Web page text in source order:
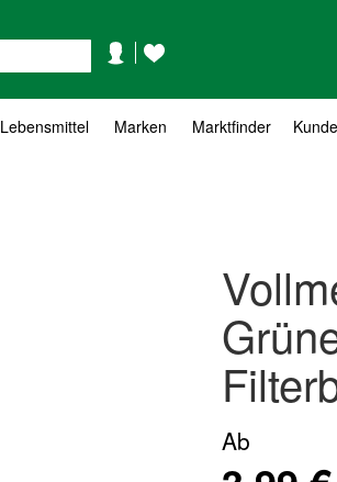
KontoWunschzettel
Lebensmittel Marken Marktfinder
Ab